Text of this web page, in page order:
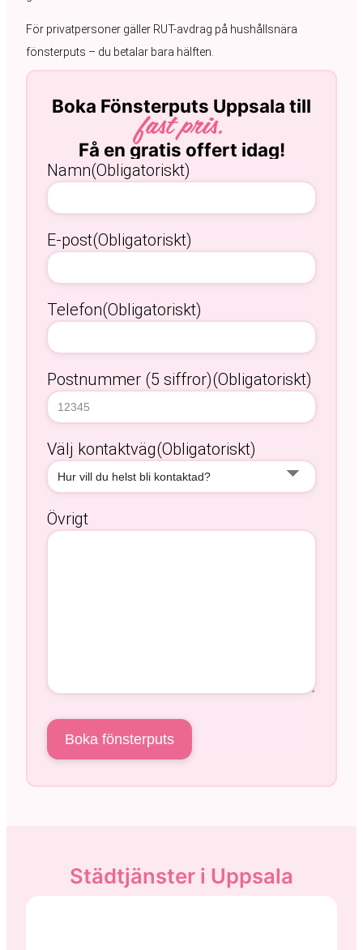
För privatpersoner gäller RUT-avdrag på hushållsnära
fönsterputs – du betalar bara hälften.
Boka Fönsterputs Uppsala till
fast pris.
Få en gratis offert idag!
Namn(Obligatoriskt)
E-post(Obligatoriskt)
Telefon(Obligatoriskt)
Postnummer (5 siffror)(Obligatoriskt)
Välj kontaktväg(Obligatoriskt)
Övrigt
Städtjänster i Uppsala